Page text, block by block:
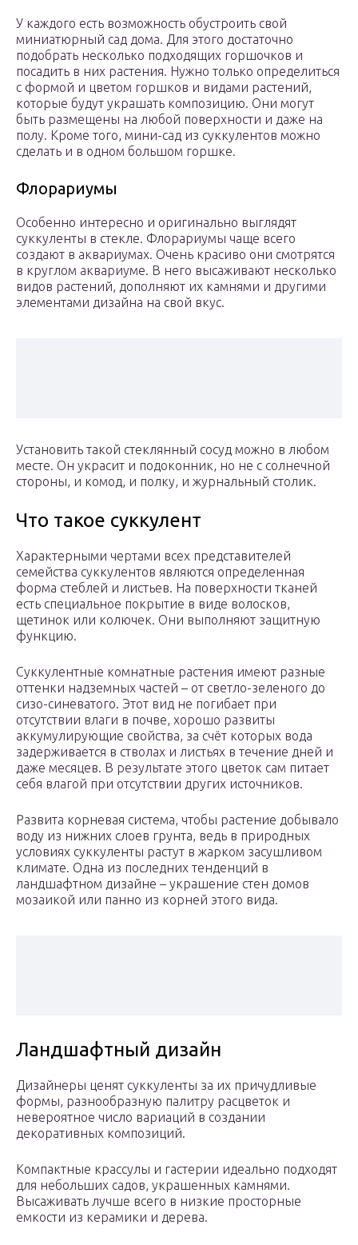
У каждого есть возможность обустроить свой
миниатюрный сад дома. Для этого достаточно
подобрать несколько подходящих горшочков и
посадить в них растения. Нужно только определиться
с формой и цветом горшков и видами растений,
которые будут украшать композицию. Они могут
быть размещены на любой поверхности и даже на
полу. Кроме того, мини-сад из суккулентов можно
сделать и в одном большом горшке.
Флорариумы
Особенно интересно и оригинально выглядят
суккуленты в стекле. Флорариумы чаще всего
создают в аквариумах. Очень красиво они смотрятся
в круглом аквариуме. В него высаживают несколько
видов растений, дополняют их камнями и другими
элементами дизайна на свой вкус.
Установить такой стеклянный сосуд можно в любом
месте. Он украсит и подоконник, но не с солнечной
стороны, и комод, и полку, и журнальный столик.
Что такое суккулент
Характерными чертами всех представителей
семейства суккулентов являются определенная
форма стеблей и листьев. На поверхности тканей
есть специальное покрытие в виде волосков,
щетинок или колючек. Они выполняют защитную
функцию.
Суккулентные комнатные растения имеют разные
оттенки надземных частей – от светло-зеленого до
сизо-синеватого. Этот вид не погибает при
отсутствии влаги в почве, хорошо развиты
аккумулирующие свойства, за счёт которых вода
задерживается в стволах и листьях в течение дней и
даже месяцев. В результате этого цветок сам питает
себя влагой при отсутствии других источников.
Развита корневая система, чтобы растение добывало
воду из нижних слоев грунта, ведь в природных
условиях суккуленты растут в жарком засушливом
климате. Одна из последних тенденций в
ландшафтном дизайне – украшение стен домов
мозаикой или панно из корней этого вида.
Ландшафтный дизайн
Дизайнеры ценят суккуленты за их причудливые
формы, разнообразную палитру расцветок и
невероятное число вариаций в создании
декоративных композиций.
Компактные крассулы и гастерии идеально подходят
для небольших садов, украшенных камнями.
Высаживать лучше всего в низкие просторные
емкости из керамики и дерева.